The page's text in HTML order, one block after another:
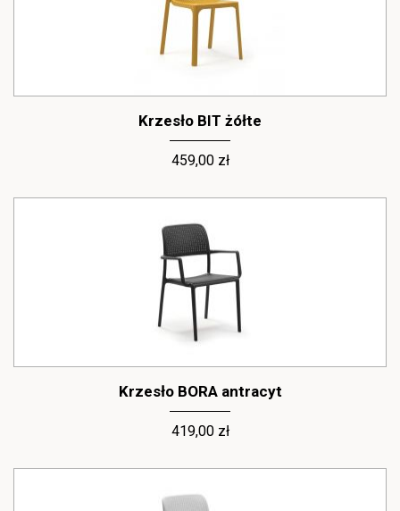
Krzesło BIT żółte
459,00 zł
Krzesło BORA antracyt
419,00 zł